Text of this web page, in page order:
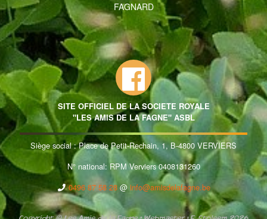
FAGNARD
SITE OFFICIEL DE LA SOCIETE ROYALE
"LES AMIS DE LA FAGNE" ASBL
Siège social : Place de Petit-Rechain, 1, B-4800 VERVIERS
N° national: RPM Verviers 0408131260
0496 87 58 28 @ info@amisdelafagne.be